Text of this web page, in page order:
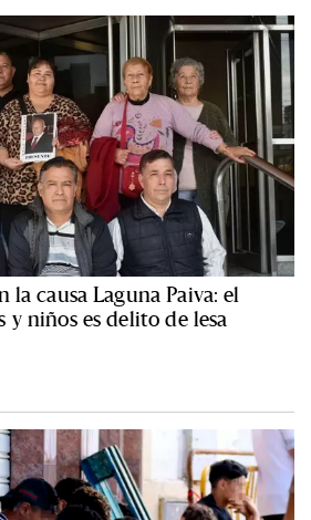
causa Laguna Paiva: el
y niños es delito de lesa